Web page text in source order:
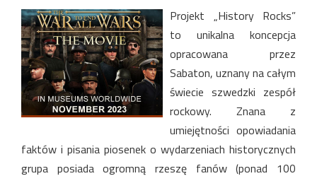
Projekt „History Rocks”
to unikalna koncepcja
opracowana przez
Sabaton, uznany na całym
świecie szwedzki zespół
rockowy. Znana z
umiejętności opowiadania
faktów i pisania piosenek o wydarzeniach historycznych
grupa posiada ogromną rzeszę fanów (ponad 100